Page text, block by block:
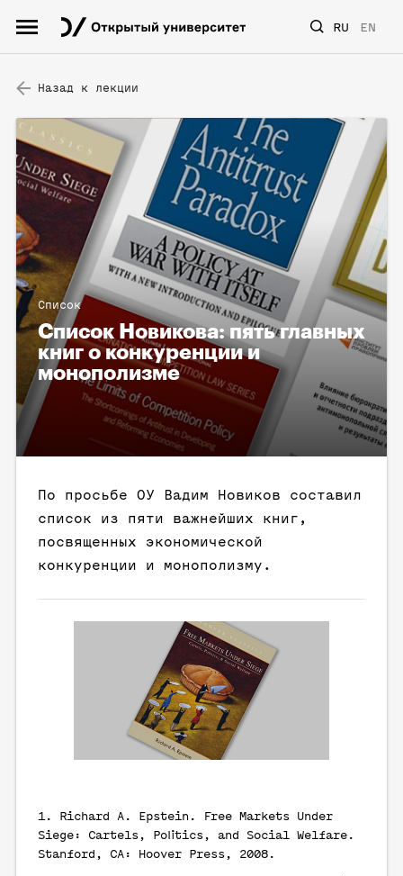
RU EN
Назад к лекции
Список
Список Новикова: пять главных
книг о конкуренции и
монополизме
По просьбе ОУ Вадим Новиков составил
список из пяти важнейших книг,
посвященных экономической
конкуренции и монополизму.
1. Richard A. Epstein . Free Markets Under
Siege: Cartels, Politics, and Social Welfare.
Stanford, CA: Hoover Press, 2008.